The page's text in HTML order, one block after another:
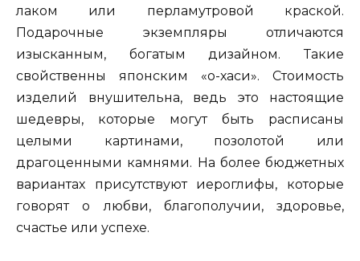
лаком или перламутровой краской.
Подарочные экземпляры отличаются
изысканным, богатым дизайном. Такие
свойственны японским «о-хаси». Стоимость
изделий внушительна, ведь это настоящие
шедевры, которые могут быть расписаны
целыми картинами, позолотой или
драгоценными камнями. На более бюджетных
вариантах присутствуют иероглифы, которые
говорят о любви, благополучии, здоровье,
счастье или успехе.